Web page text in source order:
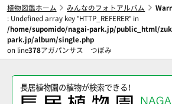
植物図鑑ホーム みんなのフォトアルバム
: Undefined array key "HTTP_REFERER" in
/home/supomido/nagai-park.jp/public_html/
park.jp/album/single.php
on line378アガパンサス つぼみ
長居植物園の植物が検索できる！